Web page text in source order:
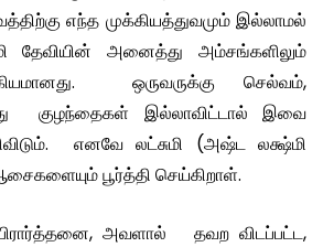
எந்த முக்கியத்துவமும் இல்லாமல்
தேவியின் அனைத்து அம்சங்களிலும்
ஒருவருக்கு செல்வம்,
குழந்தைகள் இல்லாவிட்டால் இவை
எனவே லட்சுமி (அஷ்ட லக்ஷ்மி
பூர்த்தி செய்கிறாள்.
அவளால் தவற விடப்பட்ட,